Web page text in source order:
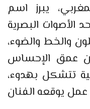
يبرز اسم
البصرية
والخط والضوء،
عمق الإحساس
تتشكل بهدوء،
يوقعه الفنان